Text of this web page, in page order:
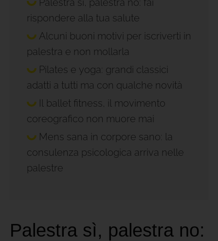
Palestra sì, palestra no: fai
rispondere alla tua salute
Alcuni buoni motivi per iscriverti in
palestra e non mollarla
Pilates e yoga: grandi classici
adatti a tutti ma con qualche novità
Il ballet fitness, il movimento
coreografico non muore mai
Mens sana in corpore sano: la
consulenza psicologica arriva nelle
palestre
Palestra sì, palestra no: